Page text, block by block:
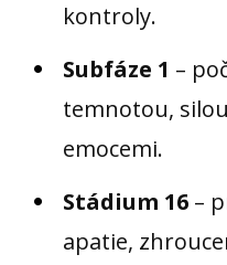
kontroly.
Subfáze 1 –
temnotou,
emocemi.
Stádium 16 –
apatie,